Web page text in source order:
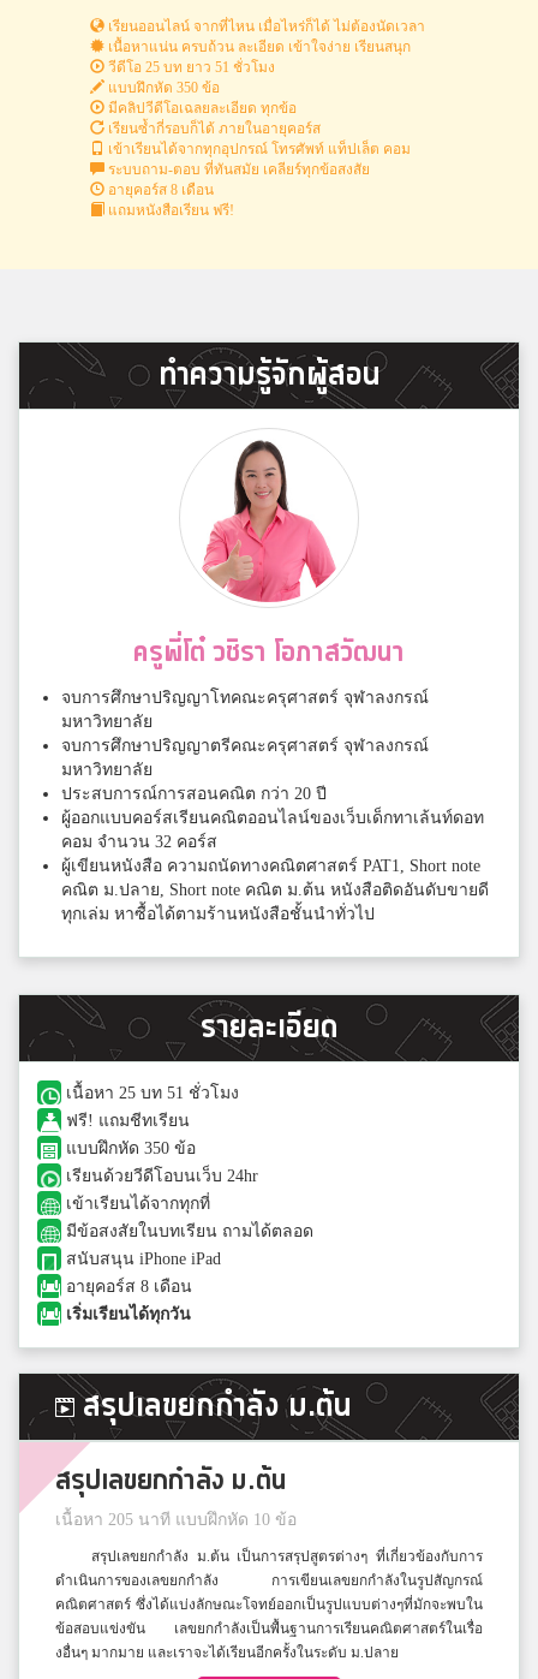
เรียนออนไลน์ จากที่ไหน เมื่อไหร่ก็ได้ ไม่ต้องนัดเวลา
เนื้อหาแน่น ครบถ้วน ละเอียด เข้าใจง่าย เรียนสนุก
วีดีโอ 25 บท ยาว 51 ชั่วโมง
แบบฝึกหัด 350 ข้อ
มีคลิปวีดีโอเฉลยละเอียด ทุกข้อ
เรียนซ้ำกี่รอบก็ได้ ภายในอายุคอร์ส
เข้าเรียนได้จากทุกอุปกรณ์ โทรศัพท์ แท็ปเล็ต คอม
ระบบถาม-ตอบ ที่ทันสมัย เคลียร์ทุกข้อสงสัย
อายุคอร์ส 8 เดือน
แถมหนังสือเรียน ฟรี!
ทำความรู้จักผู้สอน
ครูพี่โต๋ วชิรา โอภาสวัฒนา
จบการศึกษาปริญญาโทคณะครุศาสตร์ จุฬาลงกรณ์
มหาวิทยาลัย
จบการศึกษาปริญญาตรีคณะครุศาสตร์ จุฬาลงกรณ์
มหาวิทยาลัย
ประสบการณ์การสอนคณิต กว่า 20 ปี
ผู้ออกแบบคอร์สเรียนคณิตออนไลน์ของเว็บเด็กทาเล้นท์ดอท
คอม จำนวน 32 คอร์ส
ผู้เขียนหนังสือ ความถนัดทางคณิตศาสตร์ PAT1, Short note
คณิต ม.ปลาย, Short note คณิต ม.ต้น หนังสือติดอันดับขายดี
ทุกเล่ม หาซื้อได้ตามร้านหนังสือชั้นนำทั่วไป
รายละเอียด
เนื้อหา 25 บท 51 ชั่วโมง
ฟรี! แถมชีทเรียน
แบบฝึกหัด 350 ข้อ
เรียนด้วยวีดีโอบนเว็บ 24hr
เข้าเรียนได้จากทุกที่
มีข้อสงสัยในบทเรียน ถามได้ตลอด
สนับสนุน iPhone iPad
อายุคอร์ส 8 เดือน
เริ่มเรียนได้ทุกวัน
สรุปเลขยกกำลัง ม.ต้น
สรุปเลขยกกำลัง ม.ต้น
เนื้อหา 205 นาที แบบฝึกหัด 10 ข้อ
สรุปเลขยกกำลัง ม.ต้น เป็นการสรุปสูตรต่างๆ ที่เกี่ยวข้องกับการ
ดำเนินการของเลขยกกำลัง การเขียนเลขยกกำลังในรูปสัญกรณ์
คณิตศาสตร์ ซึ่งได้แบ่งลักษณะโจทย์ออกเป็นรูปแบบต่างๆที่มักจะพบใน
ข้อสอบแข่งขัน เลขยกกำลังเป็นพื้นฐานการเรียนคณิตศาสตร์ในเรื่อ
งอื่นๆ มากมาย และเราจะได้เรียนอีกครั้งในระดับ ม.ปลาย